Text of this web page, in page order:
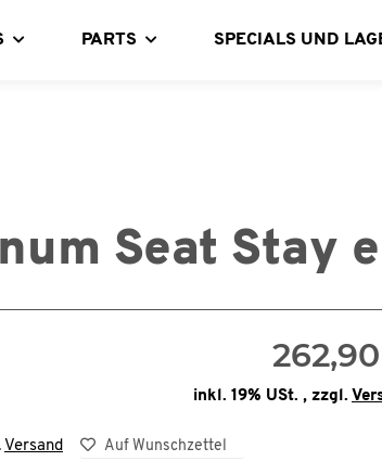
PARTS SPECIALS UND
Seat Stay
inkl. 19% USt. , zzgl.
Versand Auf Wunschzettel